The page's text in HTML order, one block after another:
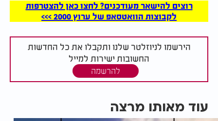
רוצים להישאר מעודכנים? לחצו כאן להצטרפות
לקבוצות הוואטסאפ של ערוץ 2000 >>>
הירשמו לניוזלטר שלנו ותקבלו את כל החדשות
החשובות ישירות למייל
להרשמה
עוד מאותו מרצה